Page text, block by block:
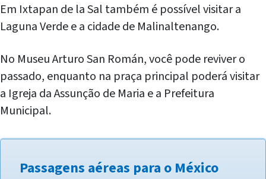
Em Ixtapan de la Sal também é possível visitar a
Laguna Verde e a cidade de Malinaltenango.
No Museu Arturo San Román, você pode reviver o
passado, enquanto na praça principal poderá visitar
a Igreja da Assunção de Maria e a Prefeitura
Municipal.
Passagens aéreas para o México